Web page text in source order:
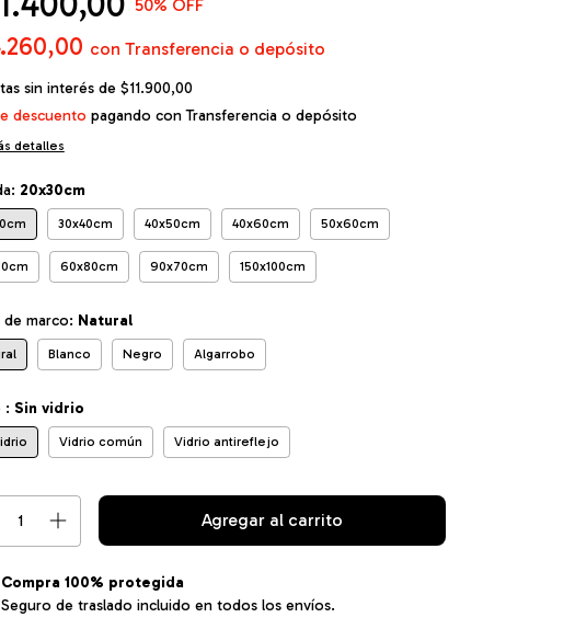
50% OFF
con Transferencia o depósito
sin interés de $11.900,00
descuento pagando con Transferencia o depósito
detalles
20x30cm
30x40cm 40x50cm 40x60cm 50x60cm
60x80cm 90x70cm 150x100cm
marco: Natural
Blanco Negro Algarrobo
: Sin vidrio
Vidrio común Vidrio antireflejo
Compra 100% protegida
Seguro de traslado incluido en todos los envíos.